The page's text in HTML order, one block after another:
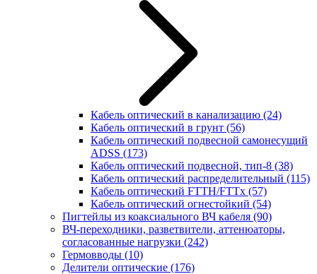
Кабель оптический в канализацию (24)
Кабель оптический в грунт (56)
Кабель оптический подвесной самонесущий
ADSS (173)
Кабель оптический подвесной, тип-8 (38)
Кабель оптический распределительный (115)
Кабель оптический FTTH/FTTx (57)
Кабель оптический огнестойкий (54)
Пигтейлы из коаксиального ВЧ кабеля (90)
ВЧ-переходники, разветвители, аттенюаторы,
согласованные нагрузки (242)
Гермовводы (10)
Делители оптические (176)